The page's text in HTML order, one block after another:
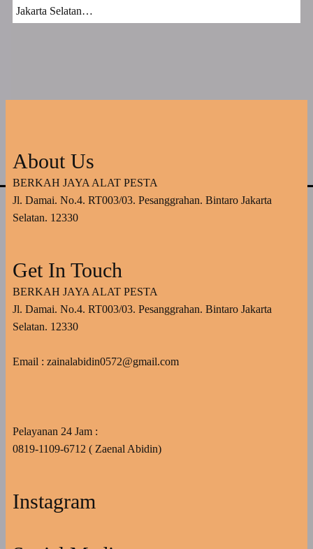
Jakarta Selatan…
About Us
BERKAH JAYA ALAT PESTA
Jl. Damai. No.4. RT003/03. Pesanggrahan. Bintaro Jakarta
Selatan. 12330
Get In Touch
BERKAH JAYA ALAT PESTA
Jl. Damai. No.4. RT003/03. Pesanggrahan. Bintaro Jakarta
Selatan. 12330
Email : zainalabidin0572@gmail.com
Pelayanan 24 Jam :
0819-1109-6712 ( Zaenal Abidin)
Instagram